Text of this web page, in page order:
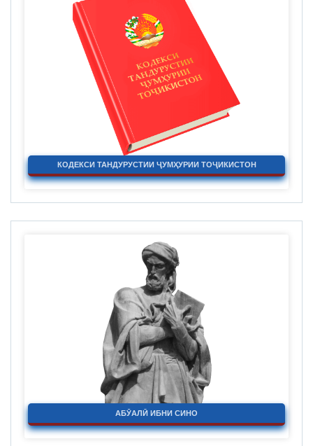
КОДЕКСИ ТАНДУРУСТИИ ҶУМҲУРИИ ТОҶИКИСТОН
АБӮАЛӢ ИБНИ СИНО